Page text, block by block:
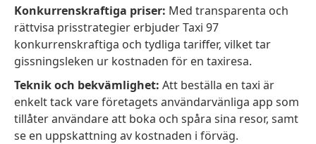
Konkurrenskraftiga priser: Med transparenta och
rättvisa prisstrategier erbjuder Taxi 97
konkurrenskraftiga och tydliga tariffer, vilket tar
gissningsleken ur kostnaden för en taxiresa.
Teknik och bekvämlighet: Att beställa en taxi är
enkelt tack vare företagets användarvänliga app som
tillåter användare att boka och spåra sina resor, samt
se en uppskattning av kostnaden i förväg.